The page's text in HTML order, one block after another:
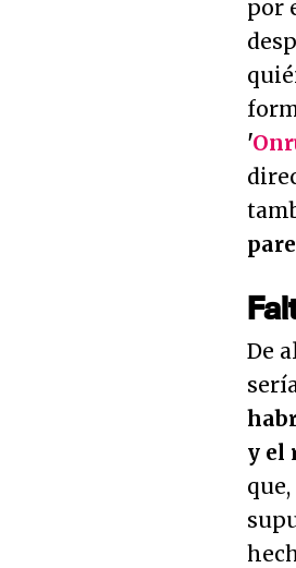
por
'
De
y el